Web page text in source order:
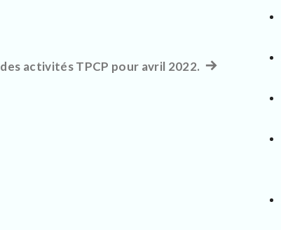
activités TPCP pour avril 2022. Article